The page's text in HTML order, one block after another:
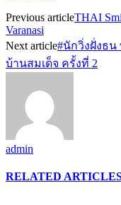
Previous articleTHAI
Varanasi
Next article#นักวิ่งฝั่งธน
บ้านสมเด็จ ครั้งที่ 2
admin
RELATED